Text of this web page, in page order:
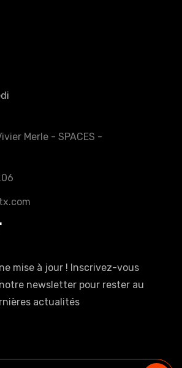
Merle - SPACES -
mise à jour ! Inscrivez-vous
newsletter pour rester au
actualités